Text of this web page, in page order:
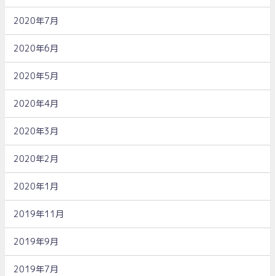
2020年7月
2020年6月
2020年5月
2020年4月
2020年3月
2020年2月
2020年1月
2019年11月
2019年9月
2019年7月